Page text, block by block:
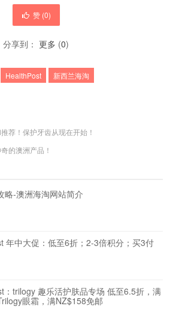
赞 (0)
分享到： 更多 (0)
HealthPost 新西兰海淘
荐！保护牙齿从现在开始！
的澳洲产品！
略-澳洲海淘网站简介
年中大促：低至6折；2-3倍积分；买3付
：trilogy 趣乐活护肤品专场 低至6.5折，满
眼霜，满NZ$158免邮